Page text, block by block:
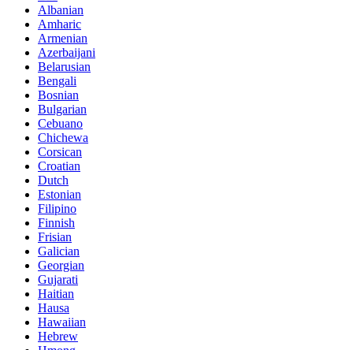
Albanian
Amharic
Armenian
Azerbaijani
Belarusian
Bengali
Bosnian
Bulgarian
Cebuano
Chichewa
Corsican
Croatian
Dutch
Estonian
Filipino
Finnish
Frisian
Galician
Georgian
Gujarati
Haitian
Hausa
Hawaiian
Hebrew